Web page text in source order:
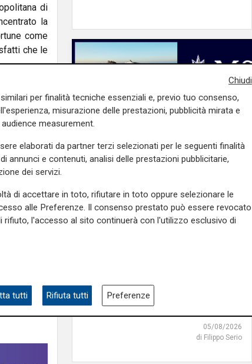
di
la
come
che le
il Capo
da
fiducia -
le somme
totalial
sul
.
settembre ecco i tutor
digitali al servizio dei più
anziani
05/08/2026
di Filippo Serio
Chiudi
per finalità tecniche essenziali e, previo tuo consenso,
misurazione delle prestazioni, pubblicità mirata e
measurement.
elaborati da partner terzi selezionati per le seguenti finalità
annunci e contenuti, analisi delle prestazioni pubblicitarie,
dei servizi.
di accettare in toto, rifiutare in toto oppure selezionare le
alle Preferenze. Il consenso prestato può essere revocato
rifiuto, l'accesso al sito continuerà con l'utilizzo esclusivo di
tutti Rifiuta tutti Preferenze